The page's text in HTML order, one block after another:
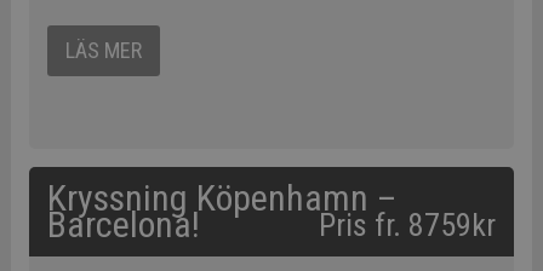
LÄS MER
Kryssning Köpenhamn –
Barcelona! Pris fr. 8759kr